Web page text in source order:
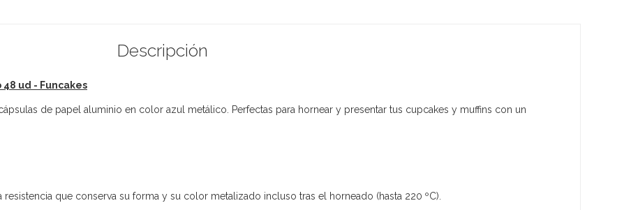
Descripción
ud - Funcakes
de papel aluminio en color azul metálico. Perfectas para hornear y presentar tus cupcakes y muffins con un
resistencia que conserva su forma y su color metalizado incluso tras el horneado (hasta 220 ºC).